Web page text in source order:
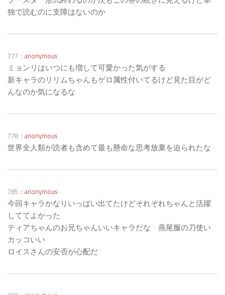
独で読むのに支障はないのか
777： anonymous
ミョンリはいつにも増して可愛かった気がする
新キャラのリリムちゃんもゲロ属性付いてるけど見た目がど
んなのか気になるな
778： anonymous
世界全人類が読者も含めて最も懸命な思考放棄を迫られたな
785： anonymous
今回キャラかなりいっぱい出てたけどそれぞれちゃんと活躍
しててよかった
ティアちゃんのお兄ちゃんいいキャラだな 燕尾服の刀使い
カッコいい
ロイスさんの安否が心配だ